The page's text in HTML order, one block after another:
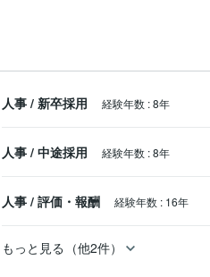
る以上に大変」
せん。
の方と一緒に、人を雇う時にやら
提供しています。
種のお客様からご依頼いただき、ご
でやり取りさせていただいた、小
質問してしまったのですが、
人事 / 新卒採用 経験年数 :8年
人事 / 中途採用 経験年数 :8年
人事 / 評価・報酬 経験年数 : 16年
もっと見る（他2件）